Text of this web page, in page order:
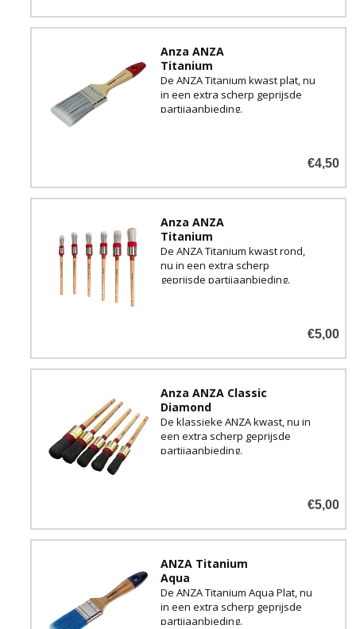
Anza ANZA
Titanium
De ANZA Titanium kwast plat, nu
in een extra scherp geprijsde
partijaanbieding.
€4,50
Anza ANZA
Titanium
De ANZA Titanium kwast rond,
nu in een extra scherp
geprijsde partijaanbieding.
€5,00
Anza ANZA Classic
Diamond
De klassieke ANZA kwast, nu in
een extra scherp geprijsde
partijaanbieding.
€5,00
ANZA Titanium
Aqua
De ANZA Titanium Aqua Plat, nu
in een extra scherp geprijsde
partijaanbieding.